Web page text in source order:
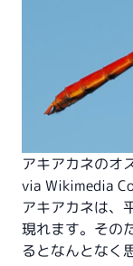
アキアカネのオ
via Wikimedia
アキアカネは、
現れます。その
るとなんとなく